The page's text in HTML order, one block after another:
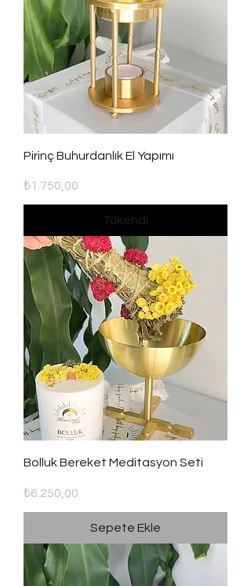
Pirinç Buhurdanlık El Yapımı
Fiyat
₺1.750,00
Tükendi
Bolluk Bereket Meditasyon Seti
Fiyat
₺6.250,00
Sepete Ekle